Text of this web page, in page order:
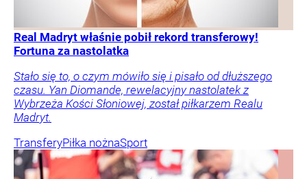
Real Madryt właśnie pobił rekord transferowy!
Fortuna za nastolatka
Stało się to, o czym mówiło się i pisało od dłuższego
czasu. Yan Diomande, rewelacyjny nastolatek z
Wybrzeża Kości Słoniowej, został piłkarzem Realu
Madryt.
TransferyPiłka nożnaSport